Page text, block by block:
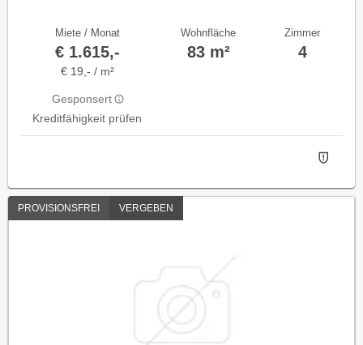
Miete / Monat
€ 1.615,-
€ 19,- / m²
Gesponsert
Kreditfähigkeit prüfen
Wohnfläche
83 m²
Zimmer
4
PROVISIONSFREI VERGEBEN